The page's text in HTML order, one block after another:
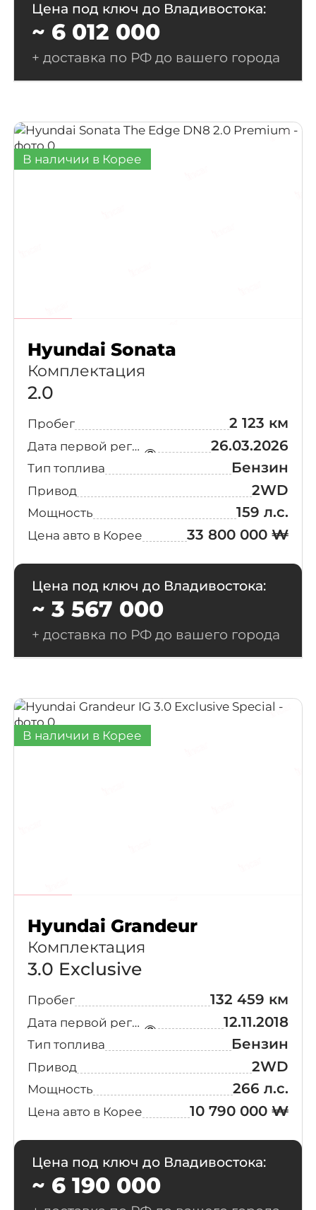
Premium N Line (1)
The Black(1)
Цена под ключ до Владивостока:
~ 6 012 000
+ доставка по РФ до вашего города
В наличии в Корее
Hyundai Sonata
Комплектация
2.0
Пробег 2 123 км
Дата первой регистрации 26.03.2026
Тип топлива Бензин
Привод 2WD
Мощность 159 л.с.
Цена авто в Корее 33 800 000 ₩
Цена под ключ до Владивостока:
~ 3 567 000
+ доставка по РФ до вашего города
В наличии в Корее
Hyundai Grandeur
Комплектация
3.0 Exclusive
Пробег 132 459 км
Дата первой регистрации 12.11.2018
Тип топлива Бензин
Привод 2WD
Мощность 266 л.с.
Цена авто в Корее 10 790 000 ₩
Цена под ключ до Владивостока:
~ 6 190 000
Выберитесвой город
Москва
Санкт-Петербург
Нижний Новгород
Уфа
Самара